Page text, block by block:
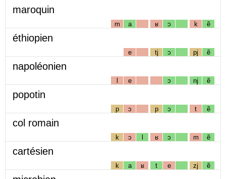
maroquin
m a ʁ ɔ k ẽ
éthiopien
e tj ɔ pj ẽ
napoléonien
l e ɔ nj ẽ
popotin
p ɔ p ɔ t ẽ
col romain
k ɔ l ʁ ɔ m ẽ
cartésien
k a ʁ t e zj ẽ